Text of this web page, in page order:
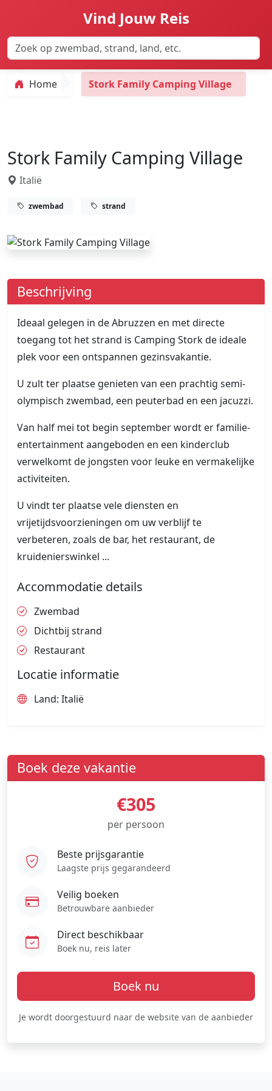
Vind Jouw Reis
Home Stork Family Camping Village
Stork Family Camping Village
Italië
zwembad strand
Beschrijving
Ideaal gelegen in de Abruzzen en met directe
toegang tot het strand is Camping Stork de ideale
plek voor een ontspannen gezinsvakantie.
U zult ter plaatse genieten van een prachtig semi-
olympisch zwembad, een peuterbad en een jacuzzi.
Van half mei tot begin september wordt er familie-
entertainment aangeboden en een kinderclub
verwelkomt de jongsten voor leuke en vermakelijke
activiteiten.
U vindt ter plaatse vele diensten en
vrijetijdsvoorzieningen om uw verblijf te
verbeteren, zoals de bar, het restaurant, de
kruidenierswinkel ...
Accommodatie details
Zwembad
Dichtbij strand
Restaurant
Locatie informatie
Land: Italië
Boek deze vakantie
€305
per persoon
Beste prijsgarantie
Laagste prijs gegarandeerd
Veilig boeken
Betrouwbare aanbieder
Direct beschikbaar
Boek nu, reis later
Boek nu
Je wordt doorgestuurd naar de website van de aanbieder